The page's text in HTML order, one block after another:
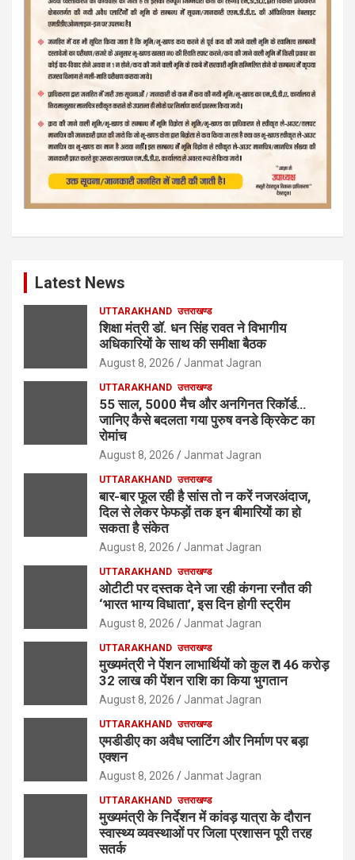
Latest News
UTTARAKHAND उत्तराखण्ड
शिक्षा मंत्री डॉ. धन सिंह रावत ने विभागीय
अधिकारियों के साथ की समीक्षा बैठक
August 8, 2026 Janmat Jagran
UTTARAKHAND उत्तराखण्ड
55 साल, 5000 मैच और अनगिनत रिकॉर्ड…
जानिए कैसे बदलता गया पुरुष वनडे क्रिकेट का
रोमांच
August 8, 2026 Janmat Jagran
UTTARAKHAND उत्तराखण्ड
बार-बार फूल रही है सांस तो न करें नजरअंदाज,
दिल से लेकर फेफड़ों तक इन बीमारियों का हो
सकता है संकेत
August 8, 2026 Janmat Jagran
UTTARAKHAND उत्तराखण्ड
ओटीटी पर दस्तक देने जा रही कंगना रनौत की
‘भारत भाग्य विधाता’, इस दिन होगी स्ट्रीम
August 8, 2026 Janmat Jagran
UTTARAKHAND उत्तराखण्ड
मुख्यमंत्री ने पेंशन लाभार्थियों को कुल ₹ 146 करोड़
32 लाख की पेंशन राशि का किया भुगतान
August 8, 2026 Janmat Jagran
UTTARAKHAND उत्तराखण्ड
एमडीडीए का अवैध प्लाटिंग और निर्माण पर बड़ा
एक्शन
August 8, 2026 Janmat Jagran
UTTARAKHAND उत्तराखण्ड
मुख्यमंत्री के निर्देशन में कांवड़ यात्रा के दौरान
स्वास्थ्य व्यवस्थाओं पर जिला प्रशासन पूरी तरह
सतर्क